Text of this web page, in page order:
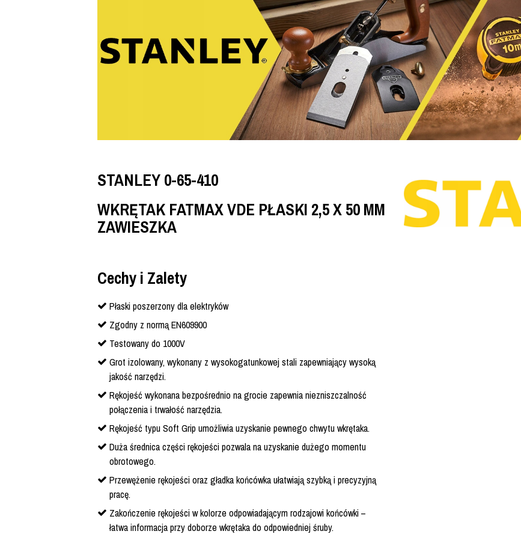
STANLEY 0-65-410
WKRĘTAK FATMAX VDE PŁASKI 2,5 X 50 MM
ZAWIESZKA
Cechy i Zalety
Płaski poszerzony dla elektryków
Zgodny z normą EN609900
Testowany do 1000V
Grot izolowany, wykonany z wysokogatunkowej stali zapewniający wysoką
jakość narzędzi.
Rękojeść wykonana bezpośrednio na grocie zapewnia niezniszczalność
połączenia i trwałość narzędzia.
Rękojeść typu Soft Grip umożliwia uzyskanie pewnego chwytu wkrętaka.
Duża średnica części rękojeści pozwala na uzyskanie dużego momentu
obrotowego.
Przewężenie rękojeści oraz gładka końcówka ułatwiają szybką i precyzyjną
pracę.
Zakończenie rękojeści w kolorze odpowiadającym rodzajowi końcówki –
łatwa informacja przy doborze wkrętaka do odpowiedniej śruby.